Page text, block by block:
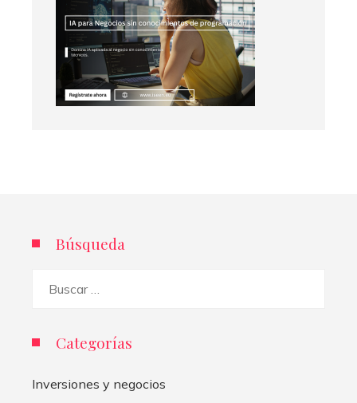
Búsqueda
Categorías
Inversiones y negocios